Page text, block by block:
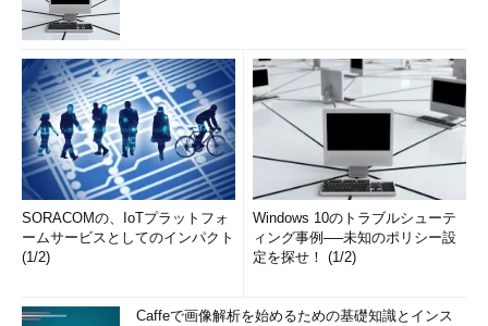
SORACOMの、IoTプラットフォ
ームサービスとしてのインパクト
(1/2)
Windows 10のトラブルシューテ
ィング事例──未知のポリシー設
定を探せ！ (1/2)
Caffeで画像解析を始めるための基礎知識とインス